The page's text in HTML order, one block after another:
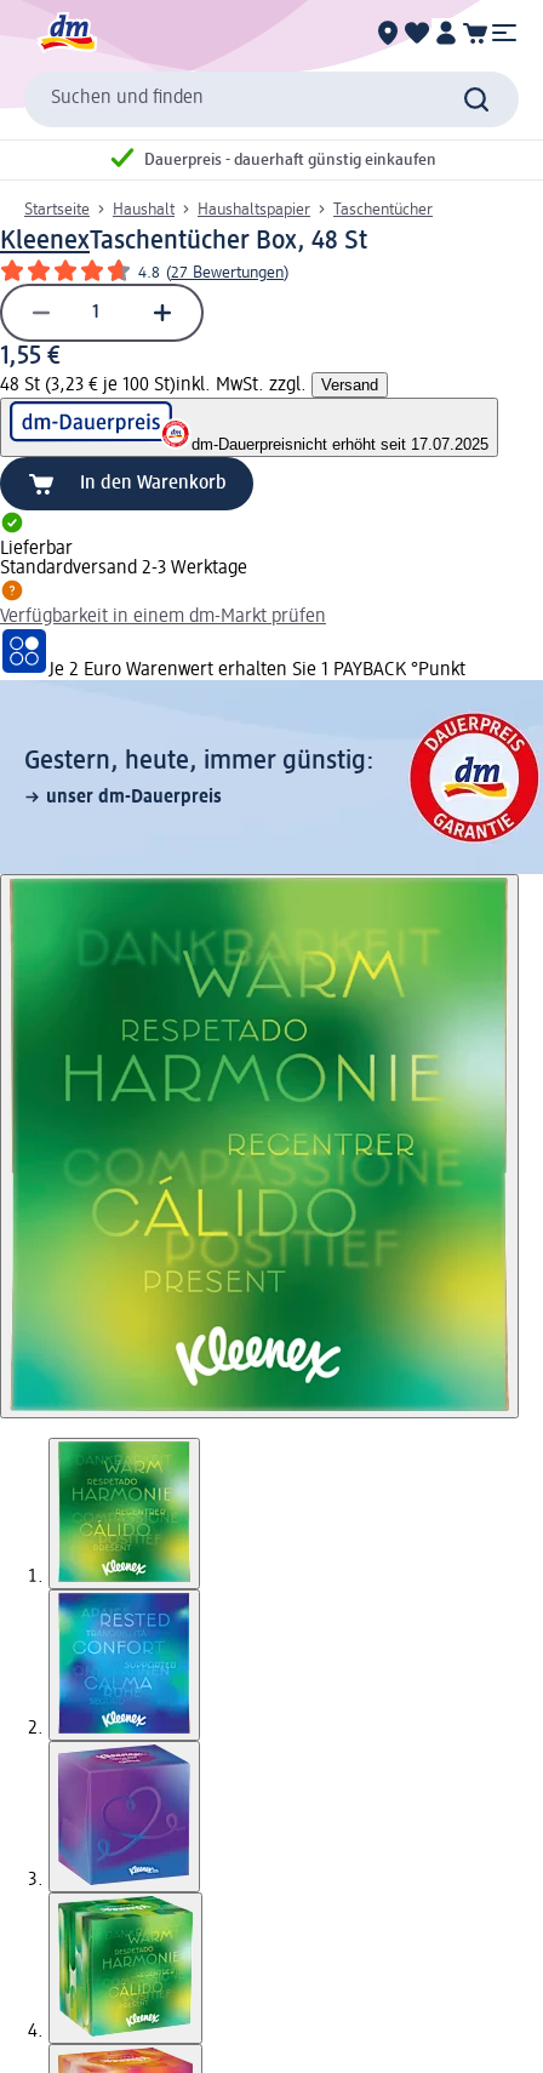
Suchen und finden
Dauerpreis - dauerhaft günstig einkaufen
Startseite Haushalt Haushaltspapier Taschentücher
KleenexTaschentücher Box, 48 St
4.8 (27 Bewertungen)
1,55 €
48 St (3,23 € je 100 St)inkl. MwSt. zzgl. Versand
dm-Dauerpreisnicht erhöht seit 17.07.2025
In den Warenkorb
Lieferbar
Standardversand 2-3 Werktage
Verfügbarkeit in einem dm-Markt prüfen
Je 2 Euro Warenwert erhalten Sie 1 PAYBACK °Punkt
Gestern, heute, immer günstig:
unser dm-Dauerpreis